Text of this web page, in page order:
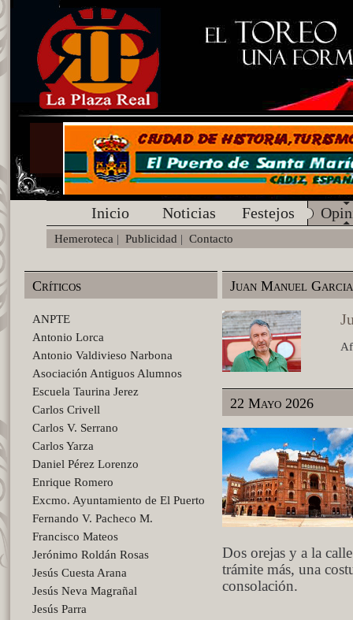
Inicio Noticias Festejos
Hemeroteca | Publicidad | Contacto
Críticos
ANPTE
Antonio Lorca
Antonio Valdivieso Narbona
Asociación Antiguos Alumnos
Escuela Taurina Jerez
Carlos Crivell
Carlos V. Serrano
Carlos Yarza
Daniel Pérez Lorenzo
Enrique Romero
Excmo. Ayuntamiento de El Puerto
Fernando V. Pacheco M.
Francisco Mateos
Jerónimo Roldán Rosas
Jesús Cuesta Arana
Jesús Neva Magrañal
Jesús Parra
Juan Manuel
22 Mayo 2026
Dos orejas y a la
trámite más, una
consolación.